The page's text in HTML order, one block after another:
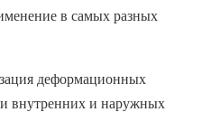
в самых разных
деформационных
внутренних и наружных